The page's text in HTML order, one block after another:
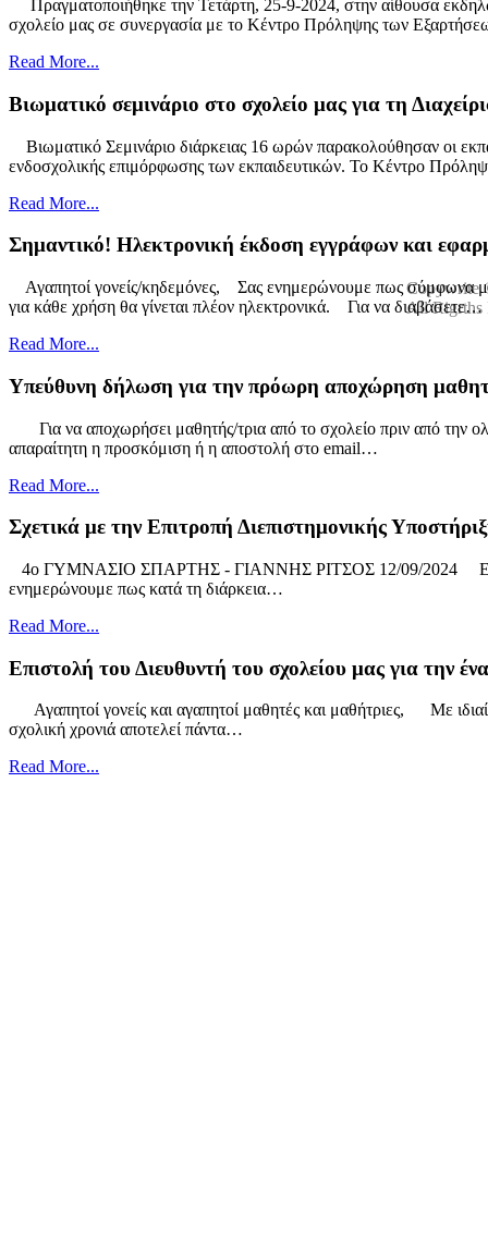
Πραγματοποιήθηκε την Τετάρτη, 25-9-2024, στην αίθουσα
σχολείο μας σε συνεργασία με το Κέντρο Πρόληψης των
Read More...
Βιωματικό σεμινάριο στο σχολείο μας για τη
Βιωματικό Σεμινάριο διάρκειας 16 ωρών παρακολούθησαν οι
ενδοσχολικής επιμόρφωσης των εκπαιδευτικών. Το Κέντρο
Read More...
Σημαντικό! Ηλεκτρονική έκδοση εγγράφων και
Αγαπητοί γονείς/κηδεμόνες, Σας ενημερώνουμε πως σύμφωνα
για κάθε χρήση θα γίνεται πλέον ηλεκτρονικά. Για να διαβάσετε…
Read More...
Υπεύθυνη δήλωση για την πρόωρη αποχώρηση
Για να αποχωρήσει μαθητής/τρια από το σχολείο πριν από την
απαραίτητη η προσκόμιση ή η αποστολή στο email…
Read More...
Σχετικά με την Επιτροπή Διεπιστημονικής
4ο ΓΥΜΝΑΣΙΟ ΣΠΑΡΤΗΣ - ΓΙΑΝΝΗΣ ΡΙΤΣΟΣ 12/09/
ενημερώνουμε πως κατά τη διάρκεια…
Read More...
Επιστολή του Διευθυντή του σχολείου μας για την
Αγαπητοί γονείς και αγαπητοί μαθητές και μαθήτριες, Με
σχολική χρονιά αποτελεί πάντα…
Read More...
Copywrite
All Rigrths